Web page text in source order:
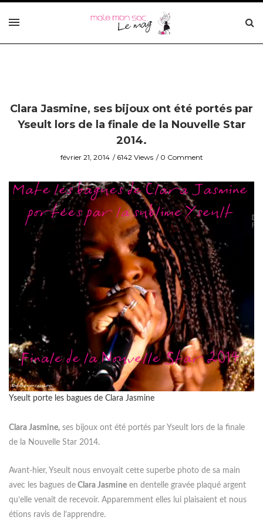
Clara Jasmine, ses bijoux ont été portés par
Yseult lors de la finale de la Nouvelle Star
2014.
février 21, 2014 6142 Views 0 Comment
Yseult porte les bagues de Clara Jasmine
Clara Jasmine, ses bijoux ont été portés par Yseult lors de la finale
de la Nouvelle Star 2014.
Avant-hier, Yseult nous envoyait cette superbe photo de sa main
avec les bagues de Clara Jasmine en dentelle gravée plaqué argent
qu’elle venait de recevoir. Apparemment elles lui plaisaient et nous
étions ravis de l’apprendre.